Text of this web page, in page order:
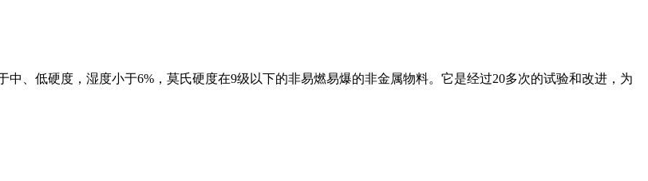
、低硬度，湿度小于6%，莫氏硬度在9级以下的非易燃易爆的非金属物料。它是经过20多次的试验和改进，为